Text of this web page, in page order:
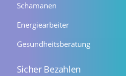
Schamanen
Energiearbeiter
Gesundheitsberatung
Sicher Bezahlen